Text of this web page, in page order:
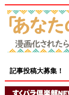
記事投稿大募集！